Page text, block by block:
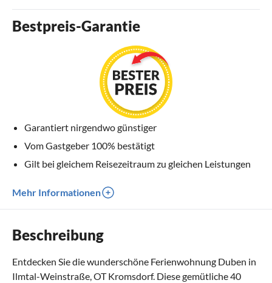
Bestpreis-Garantie
Garantiert nirgendwo günstiger
Vom Gastgeber 100% bestätigt
Gilt bei gleichem Reisezeitraum zu gleichen Leistungen
Mehr Informationen
Beschreibung
Entdecken Sie die wunderschöne Ferienwohnung Duben in
Ilmtal-Weinstraße, OT Kromsdorf. Diese gemütliche 40